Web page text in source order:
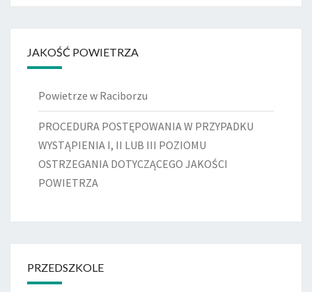
JAKOŚĆ POWIETRZA
Powietrze w Raciborzu
PROCEDURA POSTĘPOWANIA W PRZYPADKU
WYSTĄPIENIA I, II LUB III POZIOMU
OSTRZEGANIA DOTYCZĄCEGO JAKOŚCI
POWIETRZA
PRZEDSZKOLE